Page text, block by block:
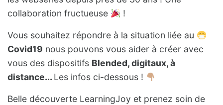
collaboration fructueuse
!
Vous souhaitez répondre à la situation liée au
Covid19 nous pouvons vous aider à créer avec
vous des dispositifs Blended, digitaux, à
distance... Les infos ci-dessous !
Belle découverte LearningJoy et prenez soin de